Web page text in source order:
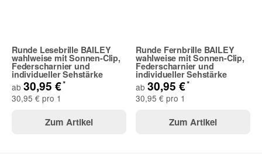
Ihre Frage
Runde Lesebrille BAILEY
wahlweise mit Sonnen-Clip,
Federscharnier und
individueller Sehstärke
ab 30,95 €*
30,95 € pro 1
Zum Artikel
Runde Fernbrille BAILEY
wahlweise mit Sonnen-Clip,
Federscharnier und
individueller Sehstärke
ab 30,95 €*
30,95 € pro 1
Zum Artikel